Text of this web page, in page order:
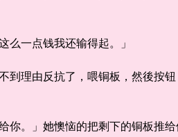
一点钱我还输得起。」
理由反抗了，喂铜板，然後按钮
。」她懊恼的把剩下的铜板推给